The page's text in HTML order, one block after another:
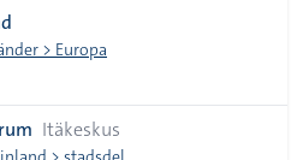
> Europa
Itäkeskus